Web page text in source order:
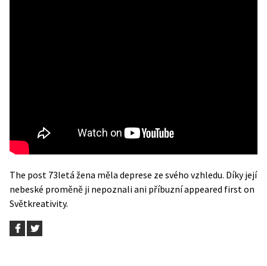
The post 73letá žena měla deprese ze svého vzhledu. Díky její
nebeské proměně ji nepoznali ani příbuzníappeared first on
Světkreativity.